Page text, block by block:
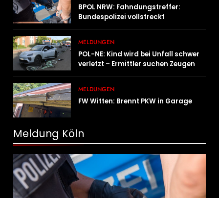
BPOL NRW: Fahndungstreffer:
Bundespolizei vollstreckt
MELDUNGEN
POL-NE: Kind wird bei Unfall schwer
verletzt – Ermittler suchen Zeugen
MELDUNGEN
FW Witten: Brennt PKW in Garage
Meldung Köln